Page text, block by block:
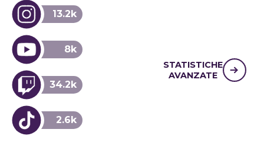
13.2k
8k
34.2k
2.6k
STATISTICHE
AVANZATE